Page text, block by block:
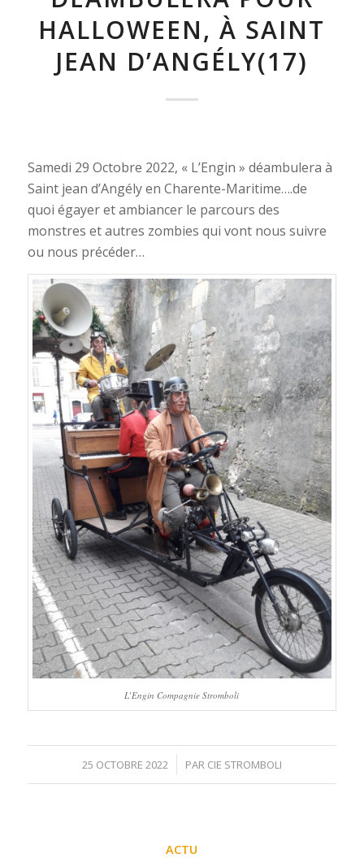
HALLOWEEN, À SAINT
JEAN D’ANGÉLY(17)
Samedi 29 Octobre 2022, « L’Engin » déambulera à
Saint jean d’Angély en Charente-Maritime….de
quoi égayer et ambiancer le parcours des
monstres et autres zombies qui vont nous suivre
ou nous précéder…
L’Engin Compagnie Stromboli
25 OCTOBRE 2022
/ PAR CIE STROMBOLI
ACTU